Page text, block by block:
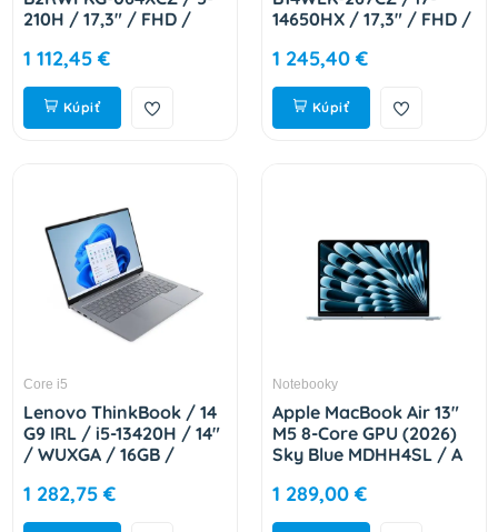
210H / 17,3" / FHD /
/ DOS / Black / 2R 9S7-
17U332-064
1 112,45 €
Kúpiť
14650HX / 17,3" / FHD /
/ W11H / Black / 2R
9S7-17L791-267
1 245,40 €
Kúpiť
Core i5
Lenovo ThinkBook / 14
G9 IRL / i5-13420H / 14"
/ WUXGA / 16GB /
/ Gray / 3R On-Site
21UY008ACK
1 282,75 €
Notebooky
Apple MacBook Air 13"
M5 8-Core GPU (2026)
Sky Blue MDHH4SL / A
1 289,00 €